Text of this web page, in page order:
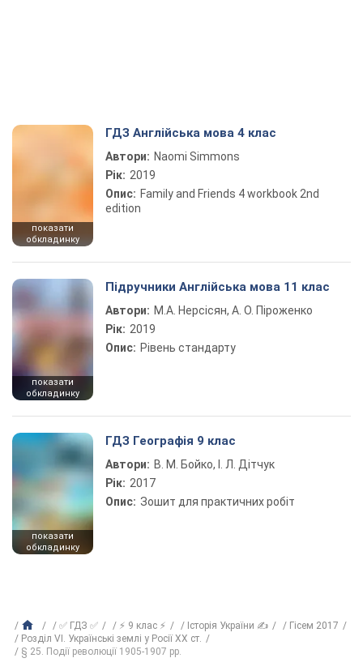
показати
обкладинку
ГДЗ Англійська мова 4 клас
Автори: Naomi Simmons
Рік: 2019
Опис: Family and Friends 4 workbook 2nd
edition
показати
обкладинку
Підручники Англійська мова 11 клас
Автори: М.А. Нерсісян, А. О. Піроженко
Рік: 2019
Опис: Рівень стандарту
показати
обкладинку
ГДЗ Географія 9 клас
Автори: В. М. Бойко, І. Л. Дітчук
Рік: 2017
Опис: Зошит для практичних робіт
✅ ГДЗ ✅ ⚡ 9 клас ⚡ Історія України ✍
Гісем 2017
Розділ VI. Українські землі у Росії XX ст.
§ 25. Події революції 1905-1907 рр.